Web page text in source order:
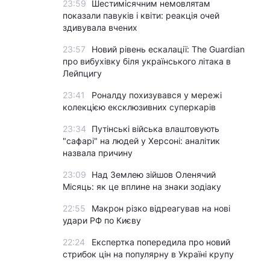
23:59
Шестимісячним немовлятам
показали павуків і квіти: реакція очей
здивувала вчених
23:57
Новий рівень ескалації: The Guardian
про вибухівку біля українського літака в
Лейпцигу
23:41
Роналду похизувався у мережі
колекцією ексклюзивних суперкарів
23:34
Путінські війська влаштовують
"сафарі" на людей у Херсоні: аналітик
назвала причину
23:09
Над Землею зійшов Оленячий
Місяць: як це вплине на знаки зодіаку
22:55
Макрон різко відреагував на нові
удари РФ по Києву
22:24
Експертка попередила про новий
стрибок цін на популярну в Україні крупу